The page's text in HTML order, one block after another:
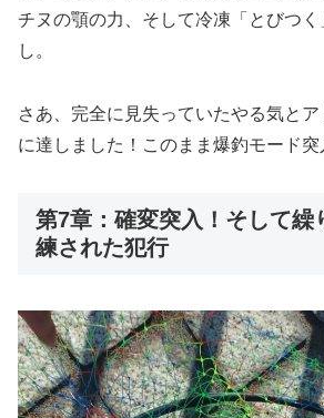
チヌの顎の力、そして冷凍「とびつ
し。
さあ、完全に見失っていたやる気と
に達しました！このまま爆釣モード突
第7章：確変突入！そして繰
練された犯行